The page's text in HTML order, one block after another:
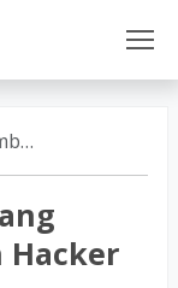
Siber
Hacker